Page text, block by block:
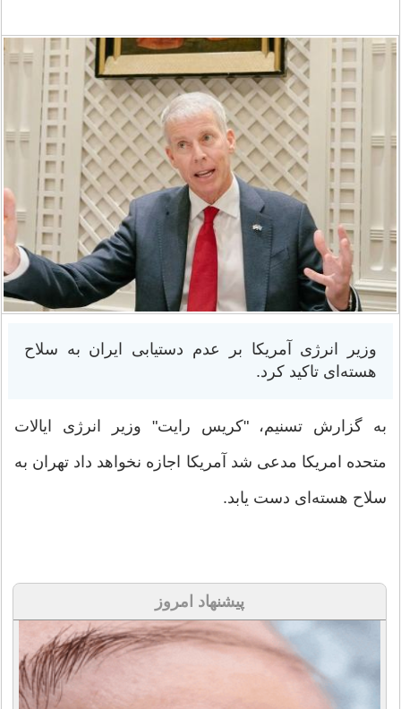
وزیر انرژی آمریکا بر عدم دستیابی ایران به سلاح
هسته‌ای تاکید کرد.
به گزارش تسنیم، "کریس رایت" وزیر انرژی ایالات
متحده امریکا مدعی شد آمریکا اجازه نخواهد داد تهران به
سلاح هسته‌ای دست یابد.
پیشنهاد امروز